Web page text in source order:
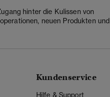
hinter die Kulissen von
neuen Produkten und
Kundenservice
Hilfe & Support